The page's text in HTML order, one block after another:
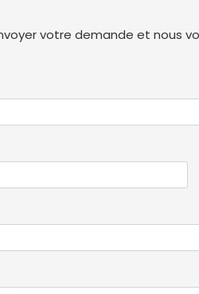
votre demande et nous